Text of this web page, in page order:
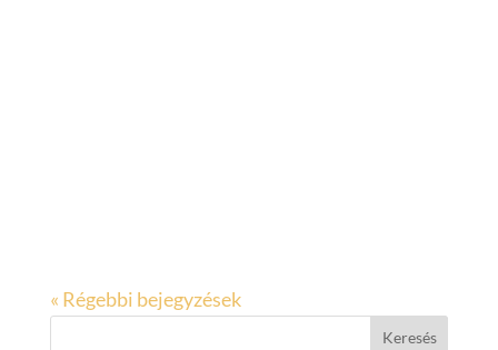
« Régebbi bejegyzések
Keresés